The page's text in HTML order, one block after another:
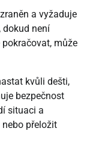
a vyžaduje
dokud není
může
kvůli dešti,
bezpečnost
situaci a
přeložit